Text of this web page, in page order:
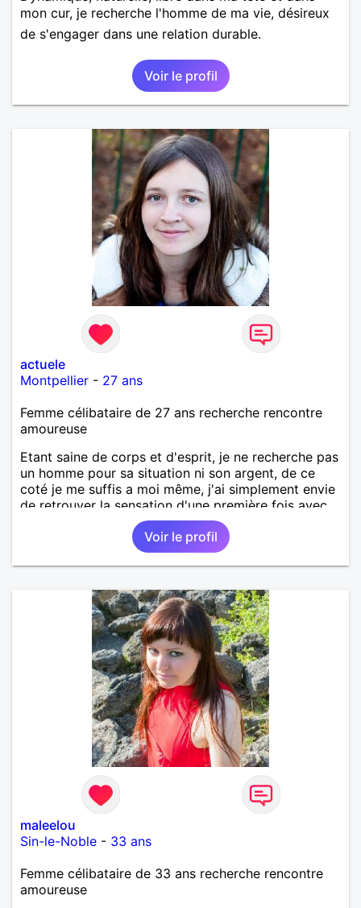
mon cur, je recherche l'homme de ma vie, désireux
de s'engager dans une relation durable.
Voir le profil
actuele
Montpellier - 27 ans
Femme célibataire de 27 ans recherche rencontre
amoureuse
Etant saine de corps et d'esprit, je ne recherche pas
un homme pour sa situation ni son argent, de ce
coté je me suffis a moi même, j'ai simplement envie
de retrouver la sensation d'une première fois avec
quelque chose d'unique, un petit message le matin
avant de partir travailler. Je pense pouvoir rendre
un homme heureux, je suis libre, je ne suis pas
pantouflarde, je n'aime pas rester les 2 pieds dans
Voir le profil
maleelou
Sin-le-Noble - 33 ans
Femme célibataire de 33 ans recherche rencontre
amoureuse